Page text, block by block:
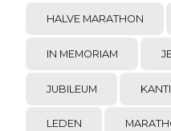
HALVE MARATHON
IN MEMORIAM
JUBILEUM
LEDEN